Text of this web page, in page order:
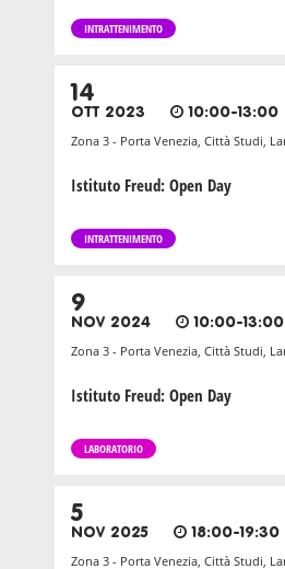
INTRATTENIMENTO
14
OTT 2023 10:00-13:00
Zona 3 - Porta Venezia, Città Studi,
Istituto Freud: Open Day
INTRATTENIMENTO
9
NOV 2024 10:00-13:00
Zona 3 - Porta Venezia, Città Studi,
Istituto Freud: Open Day
LABORATORIO
5
NOV 2025 18:00-19:30
Zona 3 - Porta Venezia, Città Studi,